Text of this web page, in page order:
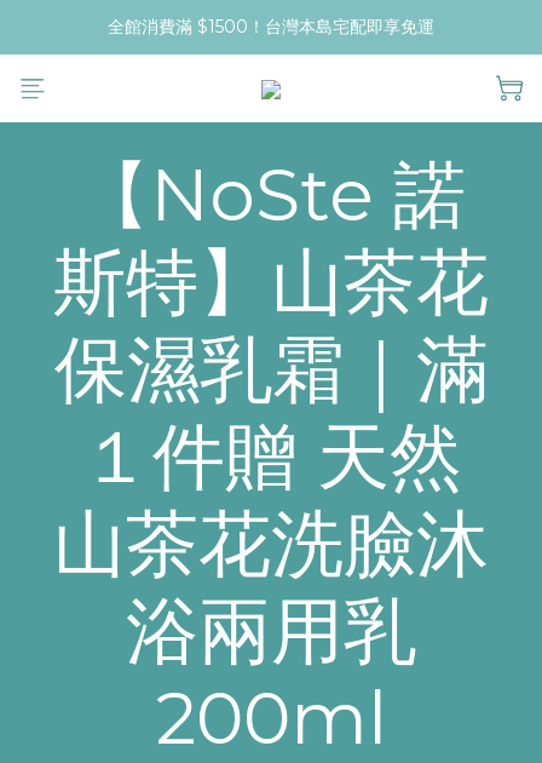
全館消費滿 $1500！台灣本島宅配即享免運
【NoSte 諾
斯特】山茶花
保濕乳霜｜滿
１件贈 天然
山茶花洗臉沐
浴兩用乳
200ml